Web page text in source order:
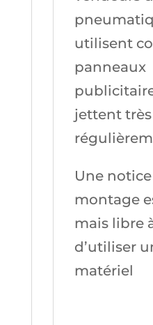
utilisent
panneaux
jettent très
Une
montage
mais libre
d’utiliser
matériel